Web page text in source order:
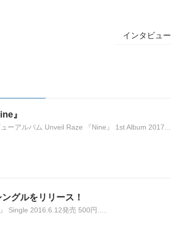
インタビュー
』
ーアルバム Unveil Raze 『Nine』 1st Album 2017.....
グルをリリース！
Single 2016.6.12発売 500円.....